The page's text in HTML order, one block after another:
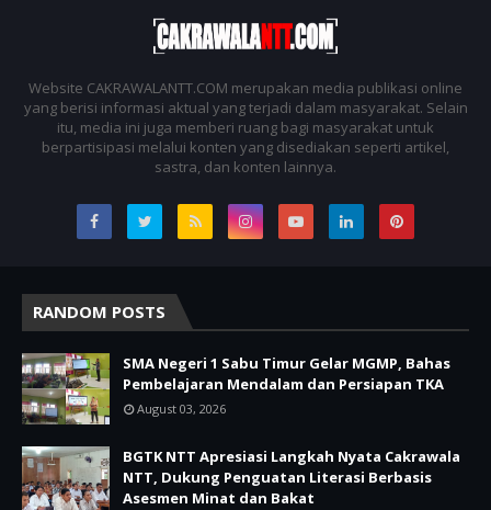
Website CAKRAWALANTT.COM merupakan media publikasi online
yang berisi informasi aktual yang terjadi dalam masyarakat. Selain
itu, media ini juga memberi ruang bagi masyarakat untuk
berpartisipasi melalui konten yang disediakan seperti artikel,
sastra, dan konten lainnya.
RANDOM POSTS
SMA Negeri 1 Sabu Timur Gelar MGMP, Bahas
Pembelajaran Mendalam dan Persiapan TKA
August 03, 2026
BGTK NTT Apresiasi Langkah Nyata Cakrawala
NTT, Dukung Penguatan Literasi Berbasis
Asesmen Minat dan Bakat